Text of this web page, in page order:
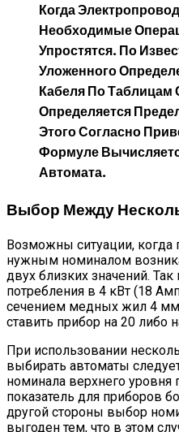
Когда
Необходимые
Упростятся. По
Уложенного
Кабеля По Таблицам
Определяется
Этого Согласно
Формуле
Автомата.
Выбор Между
Возможны ситуации, когда
нужным номиналом
двух близких значений.
потребления в 4 кВт (18
сечением медных жил 4
ставить прибор на 20 либо
При использовании
выбирать автоматы
номинала верхнего
показатель для приборов
другой стороны выбор
выгоден тем, что в этом